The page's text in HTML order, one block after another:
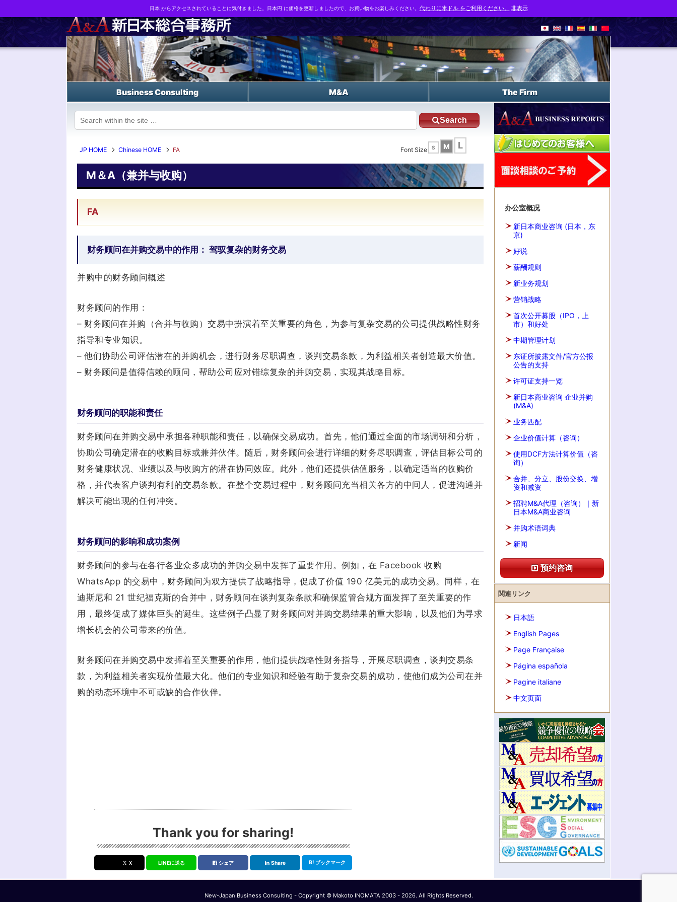
Business strategy reports, business matching and M&A in Japan
Business Consulting M&A The Firm
Search
JP HOME Chinese HOME FA Font Size S M L
M＆A（兼并与收购）
FA
财务顾问在并购交易中的作用： 驾驭复杂的财务交易
并购中的财务顾问概述
财务顾问的作用：
– 财务顾问在并购（合并与收购）交易中扮演着至关重要的角色，为参与复杂交易的公司提供战略性财务
指导和专业知识。
– 他们协助公司评估潜在的并购机会，进行财务尽职调查，谈判交易条款，为利益相关者创造最大价值。
– 财务顾问是值得信赖的顾问，帮助公司应对错综复杂的并购交易，实现其战略目标。
财务顾问的职能和责任
财务顾问在并购交易中承担各种职能和责任，以确保交易成功。首先，他们通过全面的市场调研和分析，
协助公司确定潜在的收购目标或兼并伙伴。随后，财务顾问会进行详细的财务尽职调查，评估目标公司的
财务健康状况、业绩以及与收购方的潜在协同效应。此外，他们还提供估值服务，以确定适当的收购价
格，并代表客户谈判有利的交易条款。在整个交易过程中，财务顾问充当相关各方的中间人，促进沟通并
解决可能出现的任何冲突。
财务顾问的影响和成功案例
财务顾问的参与在各行各业众多成功的并购交易中发挥了重要作用。例如，在 Facebook 收购
WhatsApp 的交易中，财务顾问为双方提供了战略指导，促成了价值 190 亿美元的成功交易。同样，在
迪斯尼和 21 世纪福克斯的合并中，财务顾问在谈判复杂条款和确保监管合规方面发挥了至关重要的作
用，最终促成了媒体巨头的诞生。这些例子凸显了财务顾问对并购交易结果的重大影响，以及他们为寻求
增长机会的公司带来的价值。
财务顾问在并购交易中发挥着至关重要的作用，他们提供战略性财务指导，开展尽职调查，谈判交易条
款，为利益相关者实现价值最大化。他们的专业知识和经验有助于复杂交易的成功，使他们成为公司在并
购的动态环境中不可或缺的合作伙伴。
办公室概况
新日本商业咨询 (日本，东
京)
好说
薪酬规则
新业务规划
营销战略
首次公开募股（IPO，上
市）和好处
中期管理计划
东证所披露文件/官方公报
公告的支持
许可证支持一览
新日本商业咨询 企业并购
(M&A)
业务匹配
企业价值计算（咨询）
使用DCF方法计算价值（咨
询）
合并、分立、股份交换、增
资和减资
招聘M&A代理（咨询）｜新
日本M&A商业咨询
并购术语词典
新闻
预约咨询
関連リンク
日本語
English Pages
Page Française
Página española
Pagine italiane
中文页面
Thank you for sharing!
Ｘ LINEに送る シェア Share B! ブックマーク
New-Japan Business Consulting - Copyright © Makoto INOMATA 2003 - 2026. All Rights Reserved.
日本 からアクセスされていることに気付きました。日本円 に価格を更新しましたので、お買い物をお楽しみください。 代わりに米ドル をご利用ください。 非表示